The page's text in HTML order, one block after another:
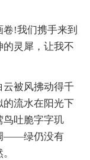
!我们携手来到
灵犀，让我不
云被风拂动得千
的流水在阳光下
鸟吐脆字字玑
——绿仍没有